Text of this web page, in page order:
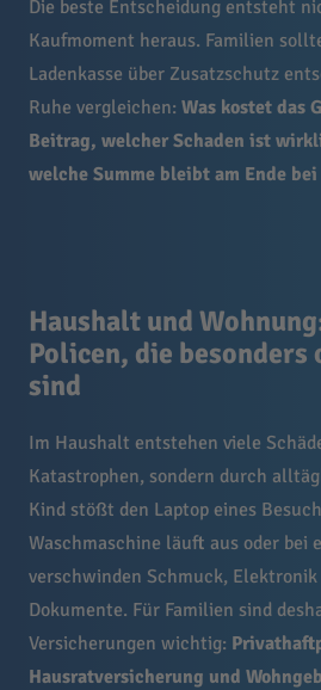
Die beste Entscheidung entsteht
Kaufmoment heraus. Familien
Ladenkasse über Zusatzschutz
Ruhe vergleichen: Was kostet das
Beitrag, welcher Schaden ist
welche Summe bleibt am Ende
Haushalt und
Policen, die
sind
Im Haushalt entstehen viele
Katastrophen, sondern durch
Kind stößt den Laptop eines
Waschmaschine läuft aus oder bei
verschwinden Schmuck,
Dokumente. Für Familien sind
Versicherungen wichtig:
Hausratversicherung und